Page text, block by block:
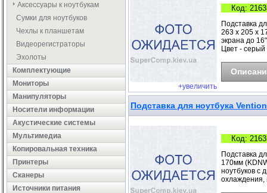
Аксессуары к ноутбукам
Сумки для ноутбуков
Чехлы к планшетам
Видеорегистраторы
Эхолоты
Комплектующие
Мониторы
Манипуляторы
Носители информации
Акустические системы
Мультимедиа
Копировальная техника
Принтеры
Сканеры
Источники питания
+увеличить
Код:
Подставка
263 х 205 х
экрана до
Цвет - серый
Подставка для ноутбука
Код:
Подставка
170мм
ноутбуков с
охлаждения,